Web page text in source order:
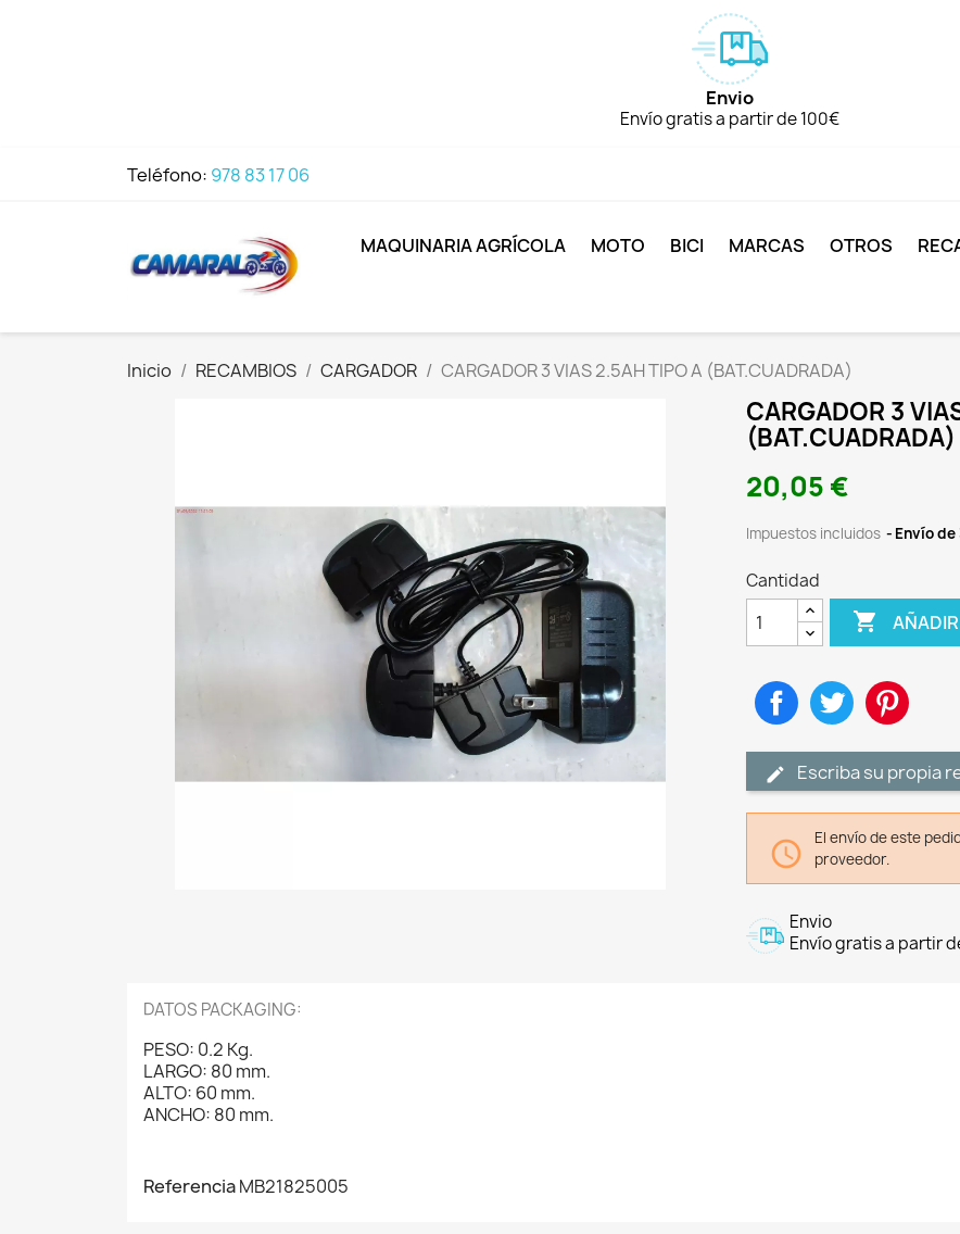
Envio
Envío gratis a partir de 100€
Teléfono: 978 83 17 06
MAQUINARIA AGRÍCOLA MOTO BICI MARCAS OTROS
Inicio RECAMBIOS CARGADOR CARGADOR 3 VIAS 2.5AH TIPO A (BAT.CUADRADA)
CARGADOR 3
(BAT.CUADRADA)
20,05 €
Impuestos incluidos Envío de
Cantidad

CompartirTuitear
Escriba su propia

El envío de este
proveedor.
Envio
Envío gratis a partir
DATOS PACKAGING:
PESO: 0.2 Kg.
LARGO: 80 mm.
ALTO: 60 mm.
ANCHO: 80 mm.
ReferenciaMB21825005